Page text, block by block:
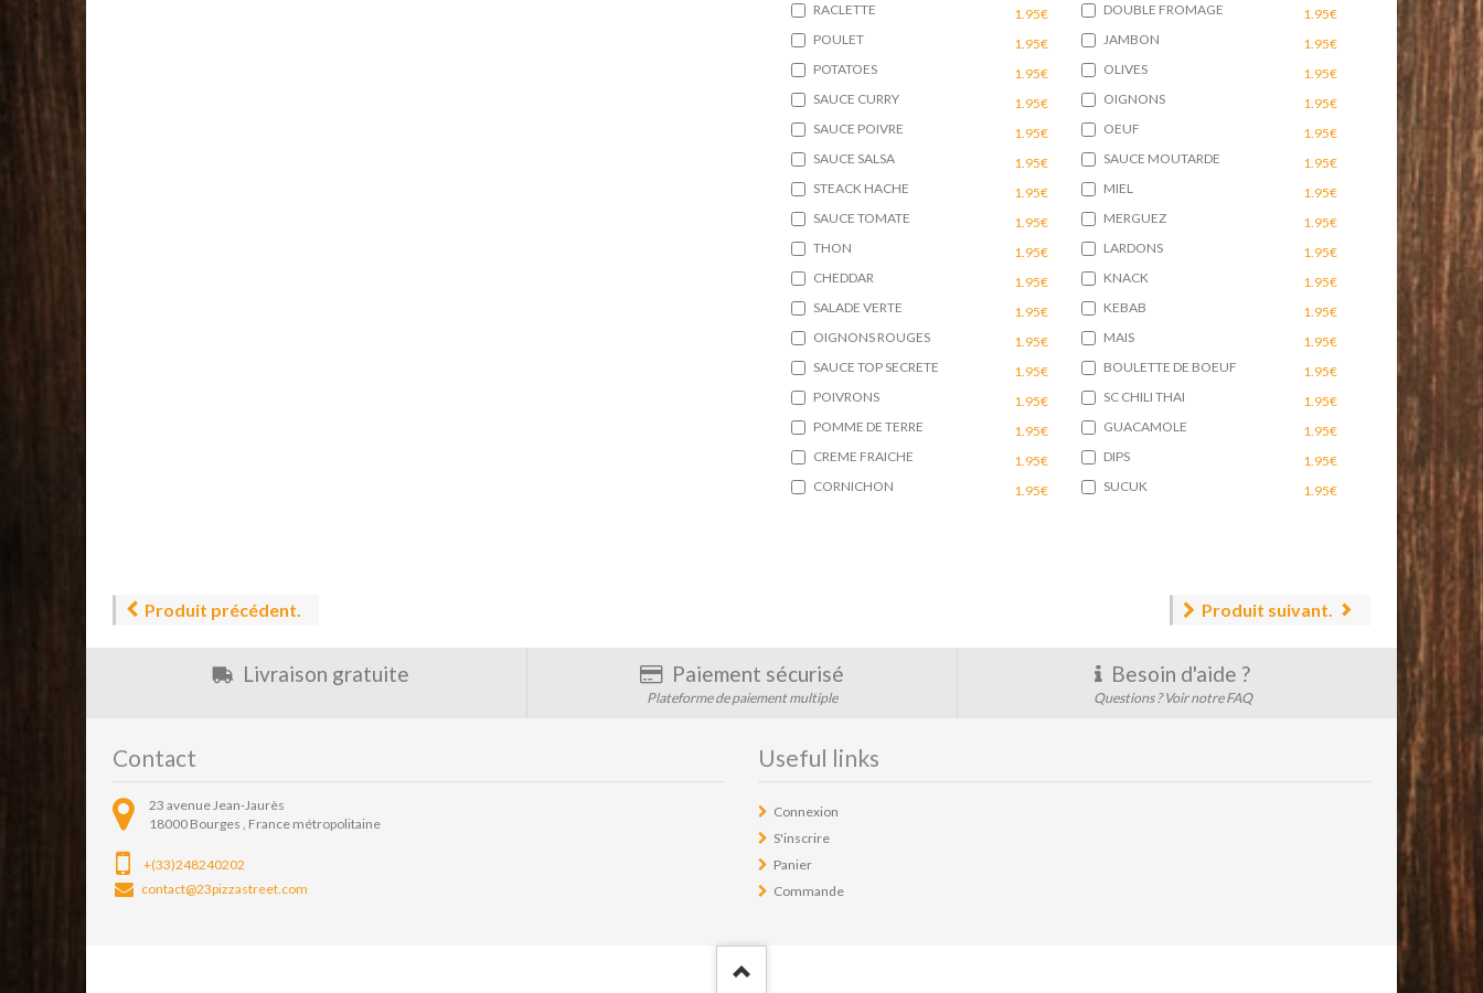
RACLETTE
1.95€
POULET
1.95€
POTATOES
1.95€
SAUCE CURRY
1.95€
SAUCE POIVRE
1.95€
SAUCE SALSA
1.95€
STEACK HACHE
1.95€
SAUCE TOMATE
1.95€
THON
1.95€
CHEDDAR
1.95€
SALADE VERTE
1.95€
OIGNONS ROUGES
1.95€
SAUCE TOP SECRETE
1.95€
POIVRONS
1.95€
POMME DE TERRE
1.95€
CREME FRAICHE
1.95€
CORNICHON
1.95€
DOUBLE FROMAGE
1.95€
JAMBON
1.95€
OLIVES
1.95€
OIGNONS
1.95€
OEUF
1.95€
SAUCE MOUTARDE
1.95€
MIEL
1.95€
MERGUEZ
1.95€
LARDONS
1.95€
KNACK
1.95€
KEBAB
1.95€
MAIS
1.95€
BOULETTE DE BOEUF
1.95€
SC CHILI THAI
1.95€
GUACAMOLE
1.95€
DIPS
1.95€
SUCUK
1.95€
Produit précédent. Produit suivant.
Livraison gratuite Paiement sécurisé
Plateforme de paiement multiple
Besoin d'aide ?
Questions ? Voir notre FAQ
Contact
23 avenue Jean-Jaurès
18000 Bourges , France métropolitaine
+(33)248240202
contact@23pizzastreet.com
Useful links
Connexion
S'inscrire
Panier
Commande